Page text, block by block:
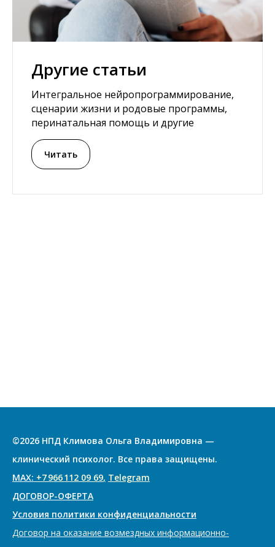
Другие статьи
Интегральное нейропрограммирование,
сценарии жизни и родовые программы,
перинатальная помощь и другие
Читать
©2026 НПД Климова Ольга Владимировна —
клинический психолог. Все права защищены.
МАХ: +7 966 112 09 69, Telegram
ДОГОВОР-ОФЕРТА
Условия политики конфиденциальности
Договор на оказание возмездных информационно-